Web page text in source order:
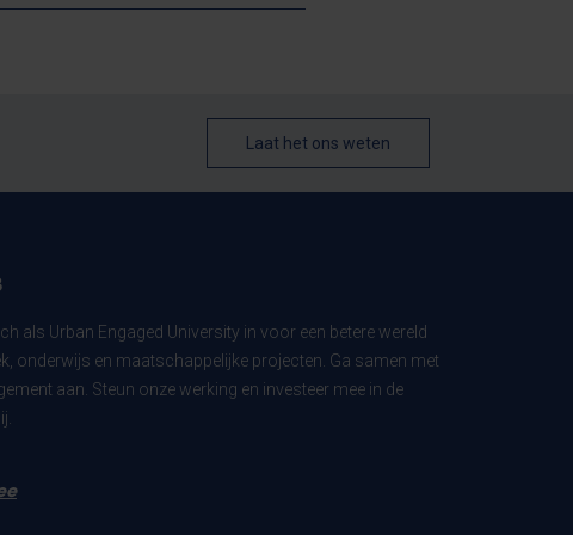
Laat het ons weten
als Urban Engaged University in voor een betere wereld
onderwijs en maatschappelijke projecten. Ga samen met
aan. Steun onze werking en investeer mee in de